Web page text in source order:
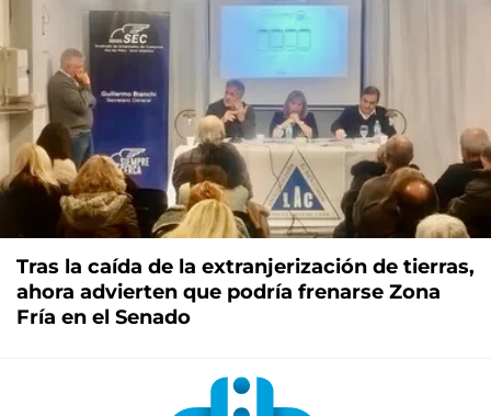
Tras la caída de la extranjerización de tierras,
ahora advierten que podría frenarse Zona
Fría en el Senado